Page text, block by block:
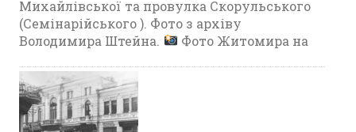
Михайлівської та провулка Скорульського
(Семінарійського ). Фото з архіву
Володимира Штейна.
Фото Житомира на